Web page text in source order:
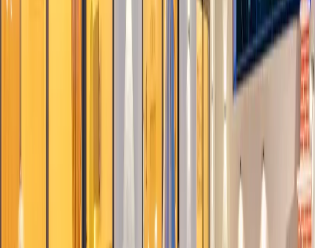
Havuz Terası :
Yemek masası , şezlong , şemsiye , barbekü ve
salıncak bulunmaktadır.
1 Adet çift kişilik yatak , komodin , makyaj masası
, elbise dolabı , klima , TV, jakuzi ve banyo & tuvalet
2 Adet tek kişilik yatak , komodin , makyaj masası
gecelik en düşük fiyat